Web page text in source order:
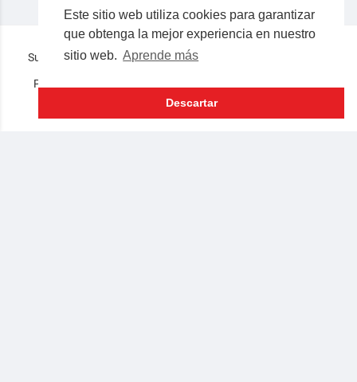
Este sitio web utiliza cookies para garantizar
que obtenga la mejor experiencia en nuestro
sitio web. Aprende más
Descartar
Superocho la plataforma consciente en español © 2019-2023
Preguntas frecuentes
Lenguaje